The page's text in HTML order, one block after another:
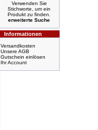
Verwenden Sie
Stichworte, um ein
Produkt zu finden.
erweiterte Suche
Informationen
Versandkosten
Unsere AGB
Gutschein einlösen
Ihr Account